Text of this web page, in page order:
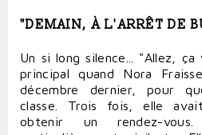
"DEMAIN, À L'ARRÊT DE
Un si long silence... "Allez,
principal quand Nora
décembre dernier, pour
classe. Trois fois, elle
obtenir un rendez-